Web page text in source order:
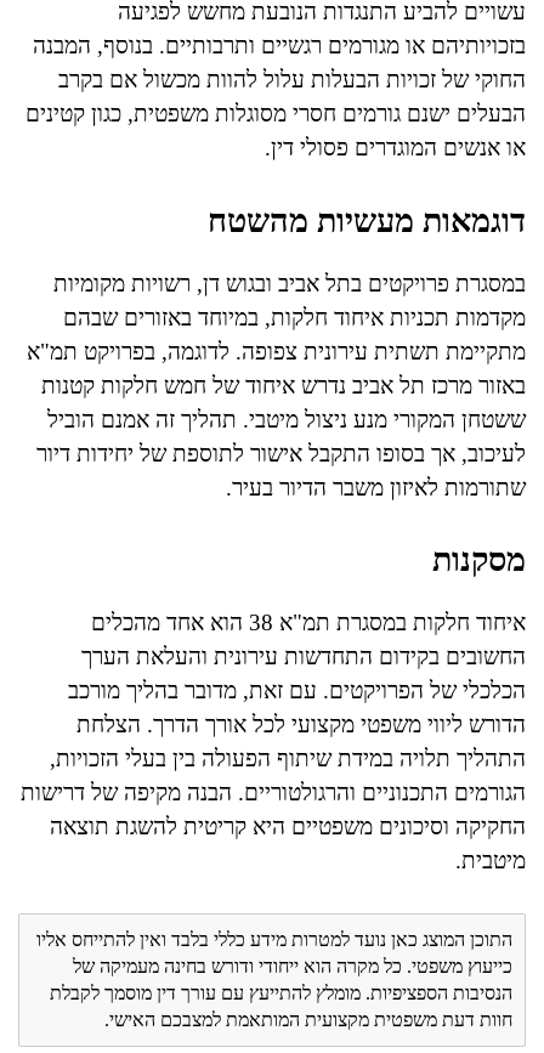
עשויים להביע התנגדות הנובעת מחשש לפגיעה
בזכויותיהם או מגורמים רגשיים ותרבותיים. בנוסף, המבנה
החוקי של זכויות הבעלות עלול להוות מכשול אם בקרב
הבעלים ישנם גורמים חסרי מסוגלות משפטית, כגון קטינים
או אנשים המוגדרים פסולי דין.
דוגמאות מעשיות מהשטח
במסגרת פרויקטים בתל אביב ובגוש דן, רשויות מקומיות
מקדמות תכניות איחוד חלקות, במיוחד באזורים שבהם
מתקיימת תשתית עירונית צפופה. לדוגמה, בפרויקט תמ"א
באזור מרכז תל אביב נדרש איחוד של חמש חלקות קטנות
ששטחן המקורי מנע ניצול מיטבי. תהליך זה אמנם הוביל
לעיכוב, אך בסופו התקבל אישור לתוספת של יחידות דיור
שתורמות לאיזון משבר הדיור בעיר.
מסקנות
איחוד חלקות במסגרת תמ"א 38 הוא אחד מהכלים
החשובים בקידום התחדשות עירונית והעלאת הערך
הכלכלי של הפרויקטים. עם זאת, מדובר בהליך מורכב
הדורש ליווי משפטי מקצועי לכל אורך הדרך. הצלחת
התהליך תלויה במידת שיתוף הפעולה בין בעלי הזכויות,
הגורמים התכנוניים והרגולטוריים. הבנה מקיפה של דרישות
החקיקה וסיכונים משפטיים היא קריטית להשגת תוצאה
מיטבית.
התוכן המוצג כאן נועד למטרות מידע כללי בלבד ואין להתייחס אליו
כייעוץ משפטי. כל מקרה הוא ייחודי ודורש בחינה מעמיקה של
הנסיבות הספציפיות. מומלץ להתייעץ עם עורך דין מוסמך לקבלת
חוות דעת משפטית מקצועית המותאמת למצבכם האישי.